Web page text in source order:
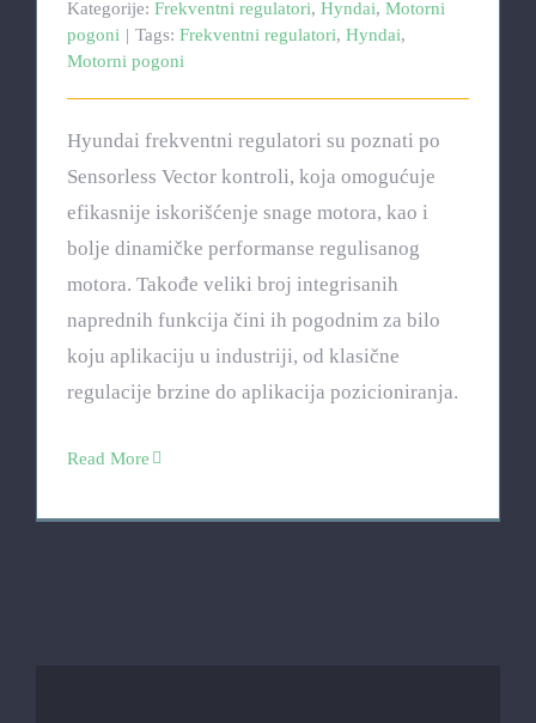
Kategorije: Frekventni regulatori, Hyndai, Motorni
pogoni | Tags: Frekventni regulatori, Hyndai,
Motorni pogoni
Hyundai frekventni regulatori su poznati po
Sensorless Vector kontroli, koja omogućuje
efikasnije iskorišćenje snage motora, kao i
bolje dinamičke performanse regulisanog
motora. Takođe veliki broj integrisanih
naprednih funkcija čini ih pogodnim za bilo
koju aplikaciju u industriji, od klasične
regulacije brzine do aplikacija pozicioniranja.
Read More